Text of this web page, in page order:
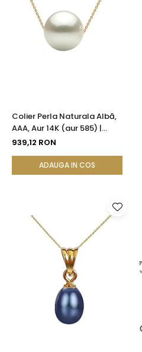
Colier Perla Naturala Albă,
AAA, Aur 14K (aur 585) |
KASKADDA®
939,12 RON
ADAUGA IN COS